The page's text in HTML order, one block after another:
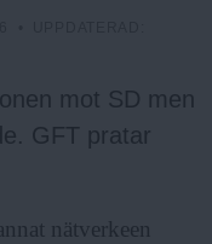
mot SD men
GFT pratar
nätverkeen